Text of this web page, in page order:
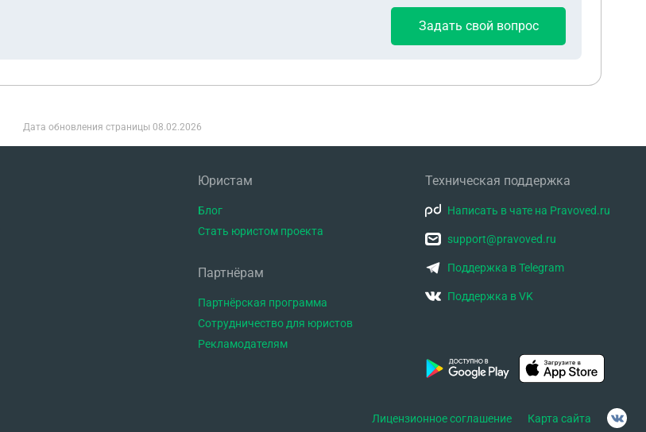
Задать свой вопрос
Дата обновления страницы 08.02.2026
Юристам
Блог
Стать юристом проекта
Партнёрам
Партнёрская программа
Сотрудничество для юристов
Рекламодателям
Техническая поддержка
Написать в чате на Pravoved.ru
support@pravoved.ru
Поддержка в Telegram
Поддержка в VK
Лицензионное соглашение Карта сайта